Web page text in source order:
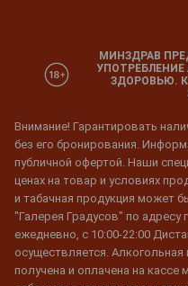
МИНЗДРАВ
ЗДОРОВЬЮ.
Внимание! Гарантировать
без его бронирования.
публичной офертой. Наши
ценах на товар и условиях
и табачная продукция может
"Галерея Градусов" по адресу
ежедневно, с 10:00-22:00
осуществляется.
получена и оплачена на кассе